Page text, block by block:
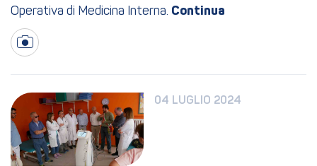
Operativa di Medicina Interna.
04 LUGLIO 2024